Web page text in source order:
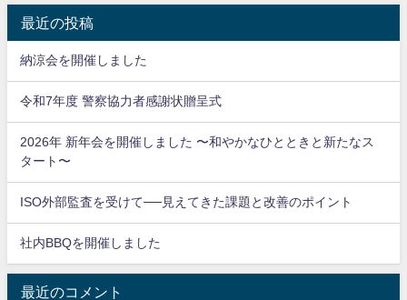
最近の投稿
納涼会を開催しました
令和7年度 警察協力者感謝状贈呈式
2026年 新年会を開催しました 〜和やかなひとときと新たなス
タート〜
ISO外部監査を受けて──見えてきた課題と改善のポイント
社内BBQを開催しました
最近のコメント